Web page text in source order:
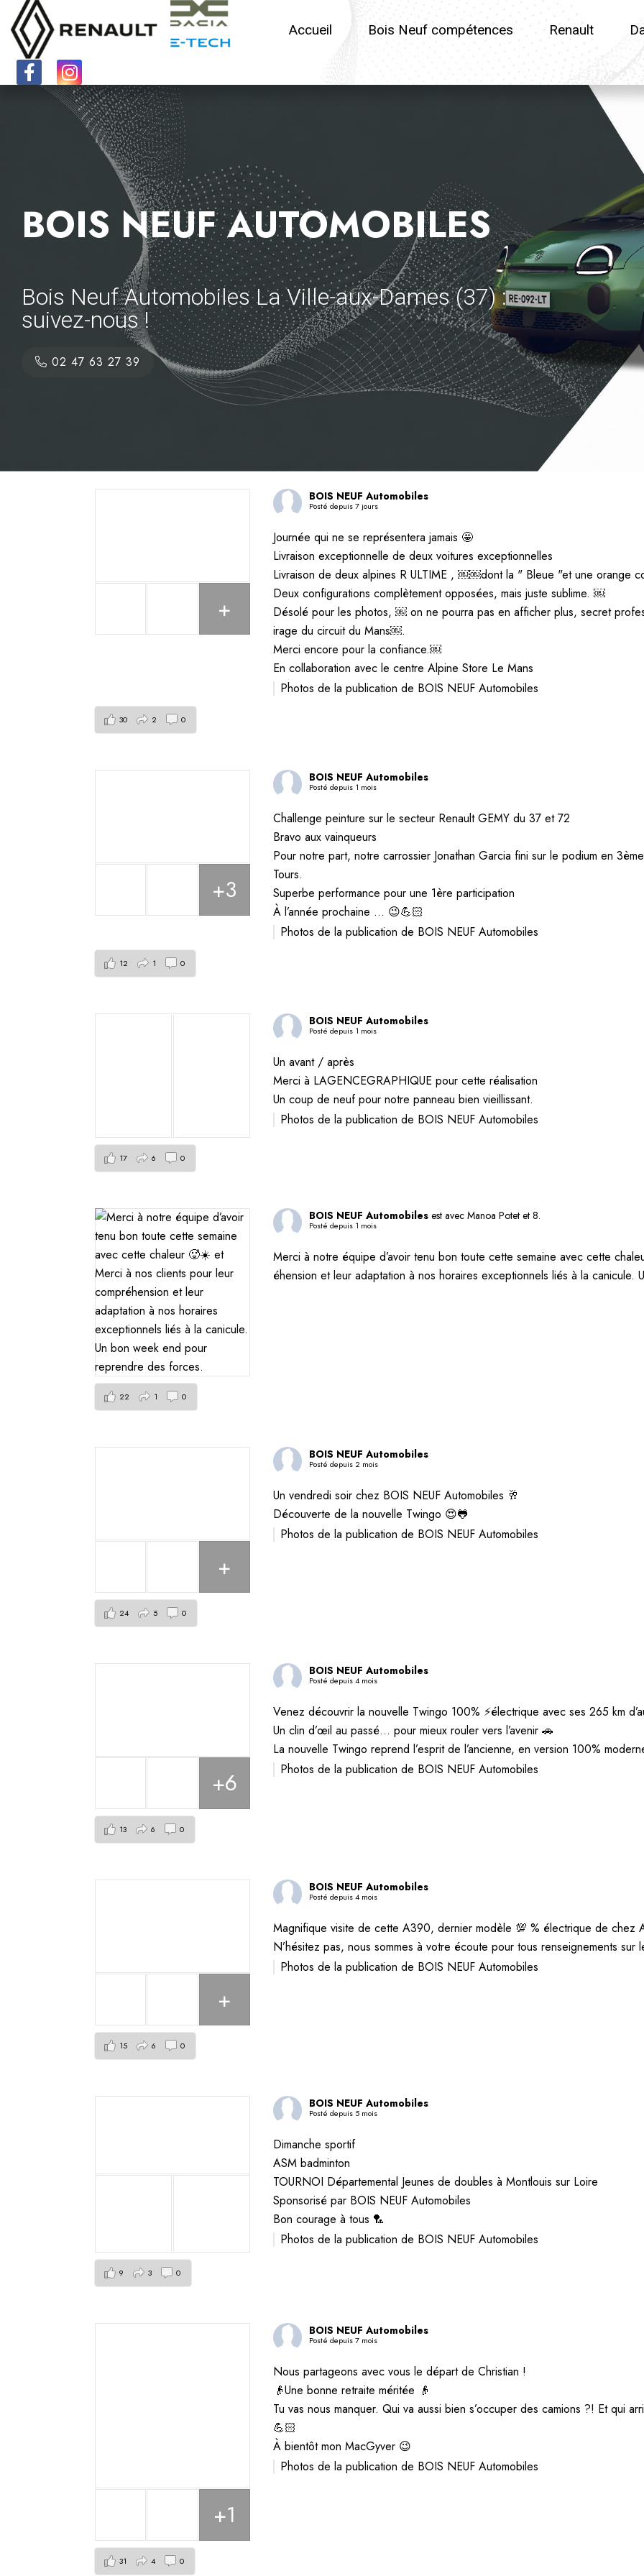
Accueil Bois Neuf compétences Renault
BOIS NEUF AUTOMOBILES
Bois Neuf Automobiles La Ville-aux-Dames (37) :
suivez-nous !
02 47 63 27 39
BOIS NEUF Automobiles
Posté depuis 7 jours
Journée qui ne se représentera jamais 🤩
Livraison exceptionnelle de deux voitures exceptionnelles
Livraison de deux alpines R ULTIME , ￼￼dont la " Bleue "et une orange
Deux configurations complètement opposées, mais juste sublime. ￼
Désolé pour les photos, ￼ on ne pourra pas en afficher plus, secret
irage du circuit du Mans￼.
Merci encore pour la confiance.￼
En collaboration avec le centre Alpine Store Le Mans
Photos de la publication de BOIS NEUF Automobiles
+
30 2 0
BOIS NEUF Automobiles
Posté depuis 1 mois
Challenge peinture sur le secteur Renault GEMY du 37 et 72
Bravo aux vainqueurs
Pour notre part, notre carrossier Jonathan Garcia fini sur le podium en
Tours.
Superbe performance pour une 1ère participation
À l’année prochaine … 😉💪🏻
Photos de la publication de BOIS NEUF Automobiles
+3
12 1 0
BOIS NEUF Automobiles
Posté depuis 1 mois
Un avant / après
Merci à LAGENCEGRAPHIQUE pour cette réalisation
Un coup de neuf pour notre panneau bien vieillissant.
Photos de la publication de BOIS NEUF Automobiles
17 6 0
BOIS NEUF Automobiles est avec Manoa Potet et 8.
Posté depuis 1 mois
Merci à notre équipe d’avoir tenu bon toute cette semaine avec cette
éhension et leur adaptation à nos horaires exceptionnels liés à la
22 1 0
BOIS NEUF Automobiles
Posté depuis 2 mois
Un vendredi soir chez BOIS NEUF Automobiles 🥂
Découverte de la nouvelle Twingo 😍🐸
Photos de la publication de BOIS NEUF Automobiles
+
24 5 0
BOIS NEUF Automobiles
Posté depuis 4 mois
Venez découvrir la nouvelle Twingo 100% ⚡️électrique avec ses 265 km
Un clin d’œil au passé… pour mieux rouler vers l’avenir 🚗
La nouvelle Twingo reprend l’esprit de l’ancienne, en version 100%
Photos de la publication de BOIS NEUF Automobiles
+6
13 6 0
BOIS NEUF Automobiles
Posté depuis 4 mois
Magnifique visite de cette A390, dernier modèle 💯 % électrique de chez
N’hésitez pas, nous sommes à votre écoute pour tous renseignements sur
Photos de la publication de BOIS NEUF Automobiles
+
15 6 0
BOIS NEUF Automobiles
Posté depuis 5 mois
Dimanche sportif
ASM badminton
TOURNOI Départemental Jeunes de doubles à Montlouis sur Loire
Sponsorisé par BOIS NEUF Automobiles
Bon courage à tous 🏸
Photos de la publication de BOIS NEUF Automobiles
9 3 0
BOIS NEUF Automobiles
Posté depuis 7 mois
Nous partageons avec vous le départ de Christian !
👴Une bonne retraite méritée 👴
Tu vas nous manquer. Qui va aussi bien s’occuper des camions ?! Et qui
💪🏻
À bientôt mon MacGyver 😉
Photos de la publication de BOIS NEUF Automobiles
+1
31 4 0